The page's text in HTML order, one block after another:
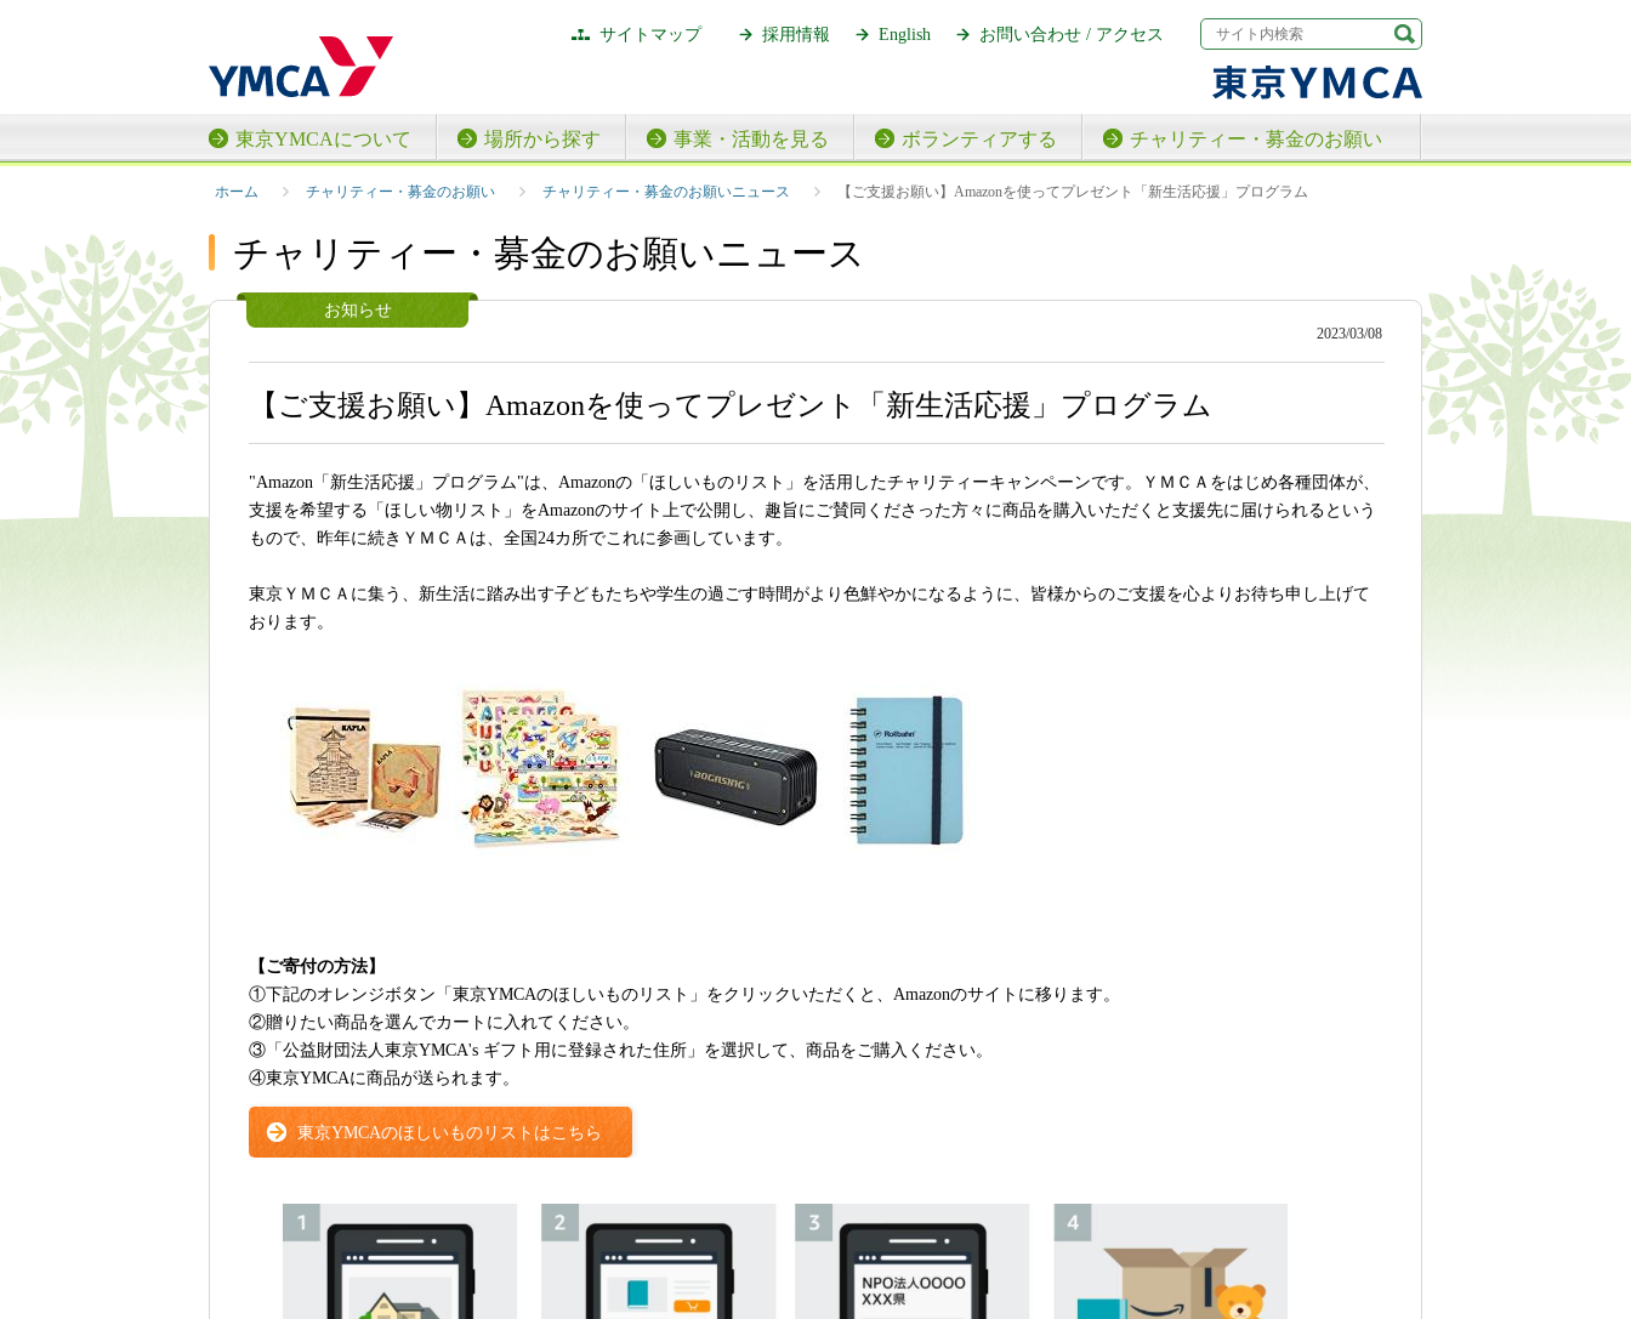
お問い合わせ / アクセス
English
採用情報
サイトマップ
東京YMCAについて 場所から探す 事業・活動を見る ボランティアする チャリティー・募金のお願い
ホーム チャリティー・募金のお願い チャリティー・募金のお願いニュース 【ご支援お願い】Amazonを使ってプレゼント「新生活応援」プログラム
チャリティー・募金のお願いニュース
お知らせ
2023/03/08
【ご支援お願い】Amazonを使ってプレゼント「新生活応援」プログラム
"Amazon「新生活応援」プログラム"は、Amazonの「ほしいものリスト」を活用したチャリティーキャンペーンです。ＹＭＣＡをはじめ各種団体が、
支援を希望する「ほしい物リスト」をAmazonのサイト上で公開し、趣旨にご賛同くださった方々に商品を購入いただくと支援先に届けられるという
もので、昨年に続きＹＭＣＡは、全国24カ所でこれに参画しています。
東京 ＹＭＣＡ に集う、新生活に踏み出す子どもたちや学生の過ごす時間がより色鮮やかになるように、皆様からのご支援を心よりお待ち申し上げて
おります。
【ご寄付の方法】
①下記のオレンジボタン「東京YMCAのほしいものリスト」をクリックいただくと、Amazonのサイトに移ります。
②贈りたい商品を選んでカートに入れてください。
③「 公益財団法人東京YMCA's ギフト用に登録された住所」 を選択して、商品をご購入ください。
④東京YMCAに商品が送られます。
東京YMCAのほしいものリストはこちら